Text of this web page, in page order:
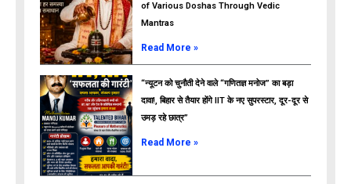
ads
of Various Doshas Through Vedic
Mantras
Read More »
“न्यूटन को चुनौती देने वाले “गणितज्ञ मनोज” का बड़ा
दावा!, बिहार से तैयार होंगे IIT के नए सुपरस्टार, दूर-दूर से
उमड़ रहे छात्र”
Read More »